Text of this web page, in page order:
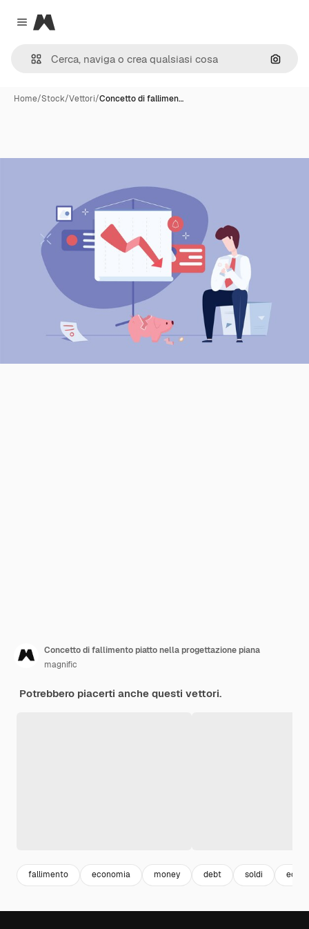
Close menu
Magnific
Cerca
Home/Stock/Vettori/Concetto di fallimen…
Concetto di fallimento piatto nella progettazione piana
magnific
Potrebbero piacerti anche questi vettori.
fallimento economia money debt soldi